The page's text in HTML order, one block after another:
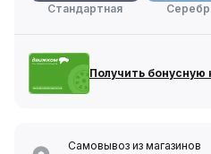
Стандартная
Получить бонусную
Самовывоз из магазинов